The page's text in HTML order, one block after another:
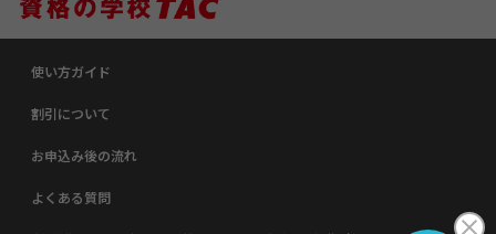
使い方ガイド
割引について
お申込み後の流れ
よくある質問